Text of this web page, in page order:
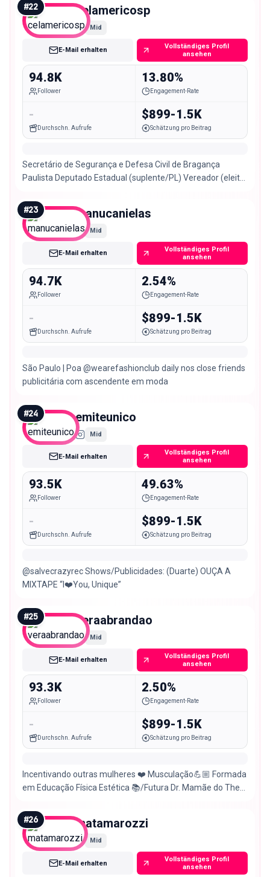
#22 celamericosp
Mid
E-Mail erhalten
Vollständiges Profil
ansehen
94.8K
Follower
13.80%
Engagement-Rate
-
Durchschn. Aufrufe
$899-1.5K
Schätzung pro Beitrag
Secretário de Segurança e Defesa Civil de Bragança
Paulista Deputado Estadual (suplente/PL) Vereador (eleito
#23 manucanielas
Mid
E-Mail erhalten
Vollständiges Profil
ansehen
94.7K
Follower
2.54%
Engagement-Rate
-
Durchschn. Aufrufe
$899-1.5K
Schätzung pro Beitrag
São Paulo | Poa @wearefashionclub daily nos close friends
publicitária com ascendente em moda
#24 emiteunico
Mid
E-Mail erhalten
Vollständiges Profil
ansehen
93.5K
Follower
49.63%
Engagement-Rate
-
Durchschn. Aufrufe
$899-1.5K
Schätzung pro Beitrag
@salvecrazyrec Shows/Publicidades: (Duarte) OUÇA A
MIXTAPE “I❤️You, Unique”
#25 veraabrandao
Mid
E-Mail erhalten
Vollständiges Profil
ansehen
93.3K
Follower
2.50%
Engagement-Rate
-
Durchschn. Aufrufe
$899-1.5K
Schätzung pro Beitrag
Incentivando outras mulheres ❤️ Musculação💪🏼 Formada
em Educação Física Estética 📚/Futura Dr. Mamãe do Theo
#26 matamarozzi
Mid
E-Mail erhalten
Vollständiges Profil
ansehen